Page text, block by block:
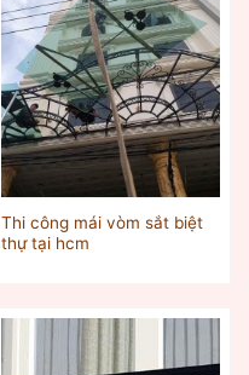
Thi công mái vòm sắt biệt
thự tại hcm